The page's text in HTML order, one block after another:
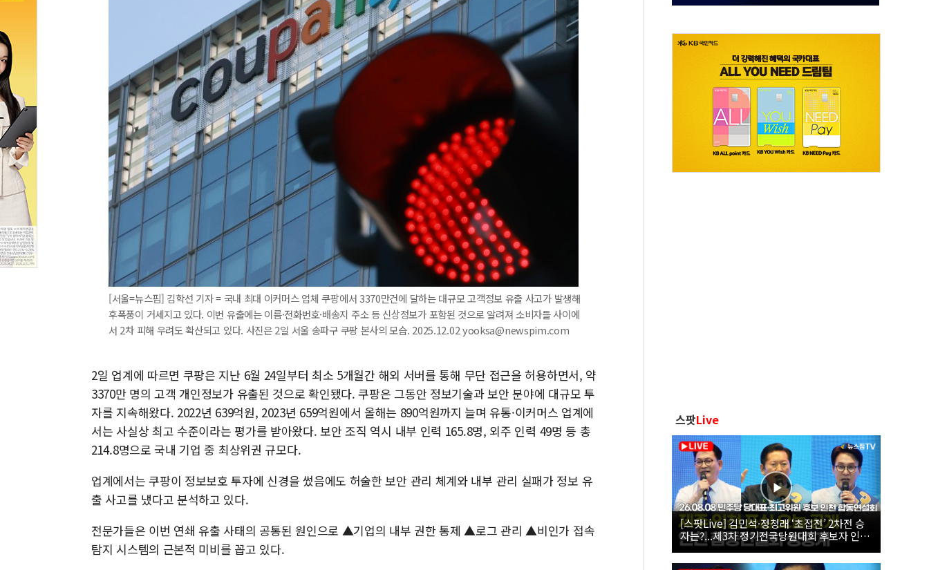
[서울=뉴스핌] 김학선 기자 = 국내 최대 이커머스 업체 쿠팡에서 3370만건에 달하는 대규모 고객정보 유출 사고가 발생해
후폭풍이 거세지고 있다. 이번 유출에는 이름·전화번호·배송지 주소 등 신상정보가 포함된 것으로 알려져 소비자들 사이에
서 2차 피해 우려도 확산되고 있다. 사진은 2일 서울 송파구 쿠팡 본사의 모습. 2025.12.02 yooksa@newspim.com
2일 업계에 따르면 쿠팡은 지난 6월 24일부터 최소 5개월간 해외 서버를 통해 무단 접근을 허용하면서, 약
3370만 명의 고객 개인정보가 유출된 것으로 확인됐다. 쿠팡은 그동안 정보기술과 보안 분야에 대규모 투
자를 지속해왔다. 2022년 639억원, 2023년 659억원에서 올해는 890억원까지 늘며 유통·이커머스 업계에
서는 사실상 최고 수준이라는 평가를 받아왔다. 보안 조직 역시 내부 인력 165.8명, 외주 인력 49명 등 총
214.8명으로 국내 기업 중 최상위권 규모다.
업계에서는 쿠팡이 정보보호 투자에 신경을 썼음에도 허술한 보안 관리 체계와 내부 관리 실패가 정보 유
출 사고를 냈다고 분석하고 있다.
전문가들은 이번 연쇄 유출 사태의 공통된 원인으로 ▲기업의 내부 권한 통제 ▲로그 관리 ▲비인가 접속
탐지 시스템의 근본적 미비를 꼽고 있다.
스팟Live
[스팟Live] 김민석·정청래 ‘초접전’ 2차전 승
자는?...제3차 정기전국당원대회 후보자 인천
합동연설회 생중계 | 26.08.08